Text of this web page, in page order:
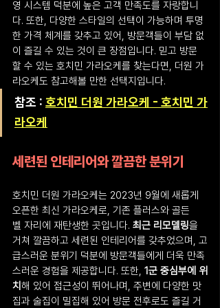
영 시스템 덕분에 높은 고객 만족도를 자랑합니
다. 또한, 다양한 스타일의 선택이 가능하며 투명
한 가격 체계를 갖추고 있어, 방문객들이 부담 없
이 즐길 수 있는 것이 큰 장점입니다. 믿고 방문
할 수 있는 호치민 가라오케를 찾는다면, 더원 가
라오케도 참고해볼 만한 선택지입니다.
참조 : 호치민 더원 가라오케 - 호치민 가
라오케
세련된 인테리어와 깔끔한 분위기
호치민 더원 가라오케는 2023년 9월에 새롭게
오픈한 최신 가라오케로, 기존 플러스와 골든
벨 자리에 재탄생한 곳입니다. 최근 리모델링을
거쳐 깔끔하고 세련된 인테리어를 갖추었으며, 고
급스러운 분위기 덕분에 방문객들에게 더욱 만족
스러운 경험을 제공합니다. 또한, 1군 중심부에 위
치해 있어 접근성이 뛰어나며, 주변에 다양한 맛
집과 술집이 밀집해 있어 방문 전후로도 즐길 거